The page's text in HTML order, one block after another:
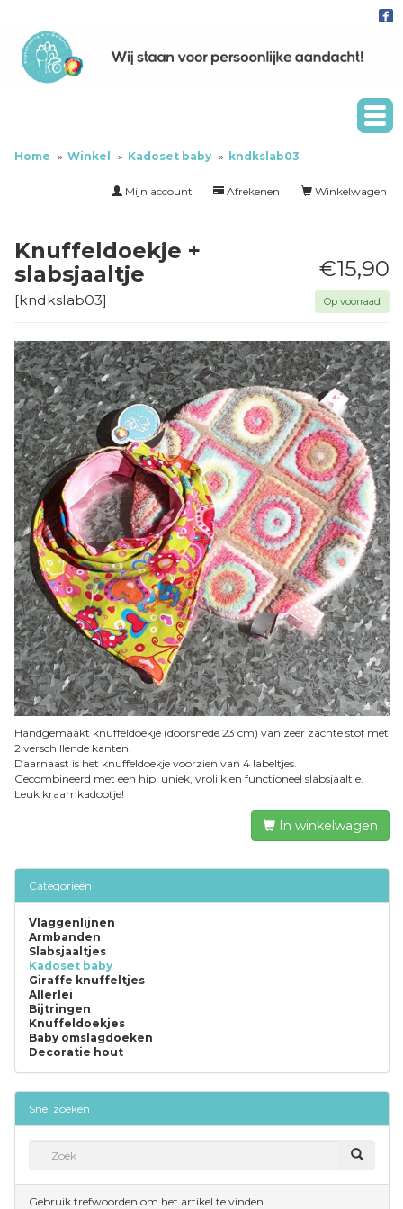
Home Winkel Kadoset baby kndkslab03
Winkelwagen
Afrekenen
Mijn account
€15,90
Op voorraad
Knuffeldoekje +
slabsjaaltje
[kndkslab03]
Handgemaakt knuffeldoekje (doorsnede 23 cm) van zeer zachte stof met
2 verschillende kanten.
Daarnaast is het knuffeldoekje voorzien van 4 labeltjes.
Gecombineerd met een hip, uniek, vrolijk en functioneel slabsjaaltje.
Leuk kraamkadootje!
In winkelwagen
Categorieën
Vlaggenlijnen
Armbanden
Slabsjaaltjes
Kadoset baby
Giraffe knuffeltjes
Allerlei
Bijtringen
Knuffeldoekjes
Baby omslagdoeken
Decoratie hout
Snel zoeken
Gebruik trefwoorden om het artikel te vinden.